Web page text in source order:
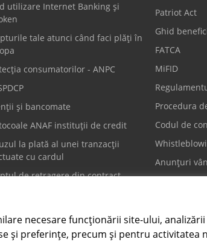
necesare funcționării site-ului,
și preferințe, precum și pentru activitatea
utilizare Internet Banking și
tale atunci când faci plăți în
consumatorilor - ANPC
și bancomate
ANAF instituții de credit
la plată al unei tranzacții
cu cardul
de retragere din contract
Patriot Act
Ghid
FATCA
MiFID
Procedura
Codul de
Anunțuri
carduri
0372 712 194
Scrie-ne